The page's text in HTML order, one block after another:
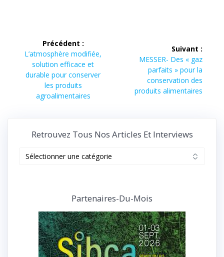
Navigation
de
l’article
Précédent :
Article
précédent :
L’atmosphère modifiée,
solution efficace et
durable pour conserver
les produits
agroalimentaires
Suivant :
Article
suivant :
MESSER- Des « gaz
parfaits » pour la
conservation des
produits alimentaires
Retrouvez Tous Nos Articles Et Interviews
interviews
Partenaires-Du-Mois